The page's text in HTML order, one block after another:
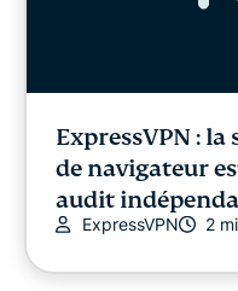
ExpressVPN :
de navigateur
audit
ExpressVPN 2